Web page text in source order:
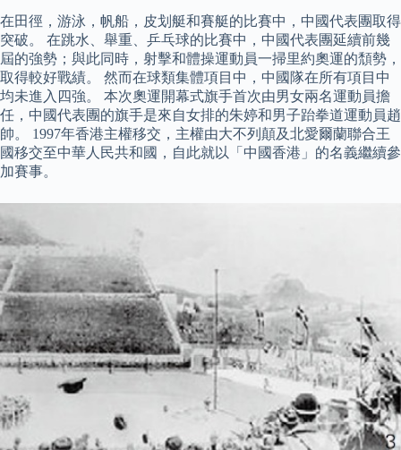
在田徑，游泳，帆船，皮划艇和賽艇的比賽中，中國代表團取得
突破。 在跳水、舉重、乒乓球的比賽中，中國代表團延續前幾
屆的強勢；與此同時，射擊和體操運動員一掃里約奧運的頹勢，
取得較好戰績。 然而在球類集體項目中，中國隊在所有項目中
均未進入四強。 本次奧運開幕式旗手首次由男女兩名運動員擔
任，中國代表團的旗手是來自女排的朱婷和男子跆拳道運動員趙
帥。 1997年香港主權移交，主權由大不列顛及北愛爾蘭聯合王
國移交至中華人民共和國，自此就以「中國香港」的名義繼續參
加賽事。